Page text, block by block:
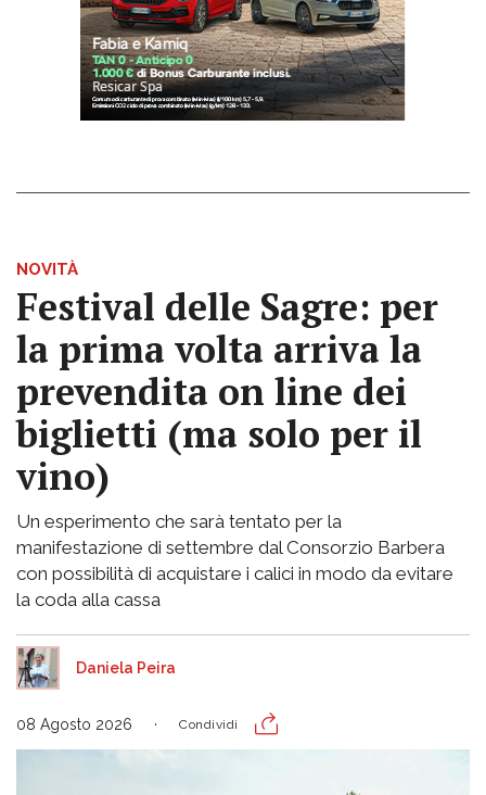
NOVITÀ
Festival delle Sagre: per
la prima volta arriva la
prevendita on line dei
biglietti (ma solo per il
vino)
Un esperimento che sarà tentato per la
manifestazione di settembre dal Consorzio Barbera
con possibilità di acquistare i calici in modo da evitare
la coda alla cassa
Daniela Peira
08 Agosto 2026 Condividi